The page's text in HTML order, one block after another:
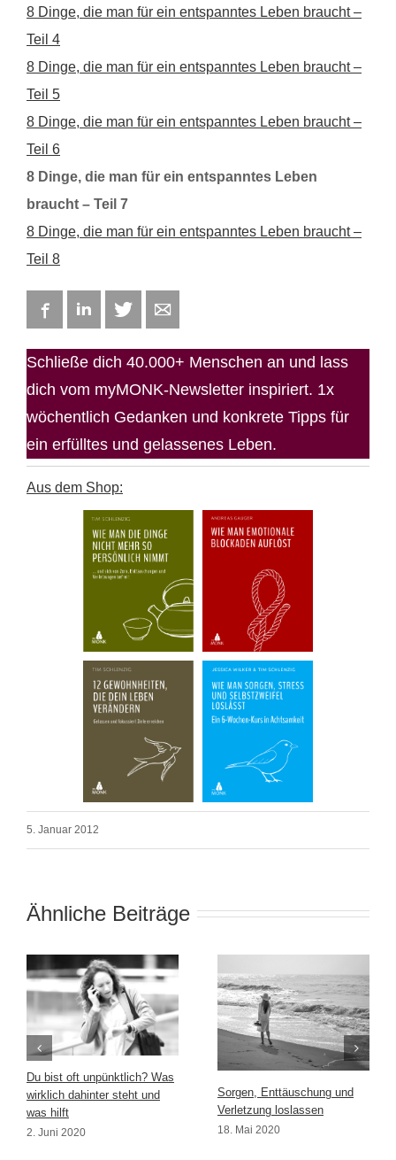
8 Dinge, die man für ein entspanntes Leben braucht –
Teil 4
8 Dinge, die man für ein entspanntes Leben braucht –
Teil 5
8 Dinge, die man für ein entspanntes Leben braucht –
Teil 6
8 Dinge, die man für ein entspanntes Leben
braucht – Teil 7
8 Dinge, die man für ein entspanntes Leben braucht –
Teil 8
FacebookLinkedIn Twitter
Schließe dich 40.000+ Menschen an und lass
dich vom myMONK-Newsletter inspiriert. 1x
wöchentlich Gedanken und konkrete Tipps für
ein erfülltes und gelassenes Leben.
Aus dem Shop:
5. Januar 2012
Ähnliche Beiträge
Du bist oft unpünktlich? Was
wirklich dahinter steht und
was hilft
2. Juni 2020
Sorgen, Enttäuschung und
Verletzung loslassen
18. Mai 2020